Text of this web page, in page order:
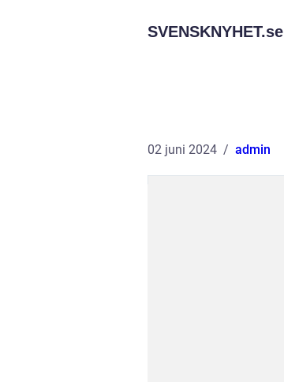
SVENSKNYHET.se
02 juni 2024 admin